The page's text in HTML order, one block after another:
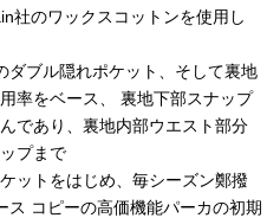
社のワックスコットンを使用し
ダブル隠れポケット、そして裏地
率をベース、 裏地下部スナップ
であり、裏地内部ウエスト部分
プまで
ットをはじめ、毎シーズン鄭撥
ス コピーの高価機能パーカの初期